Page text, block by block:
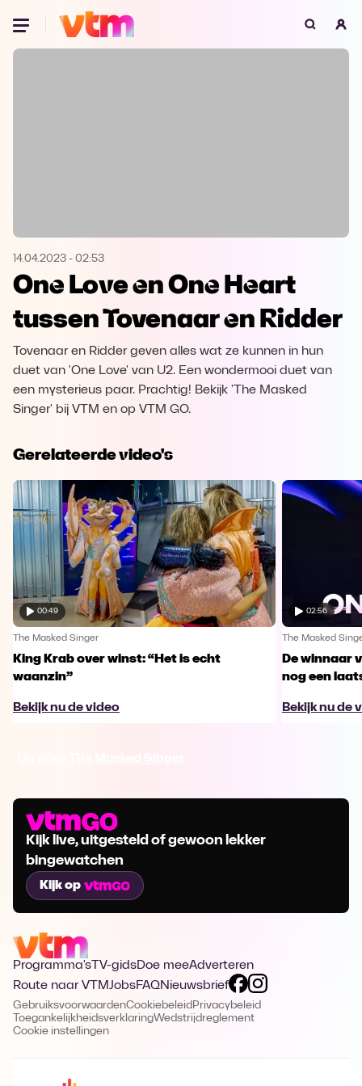
Oeps, browser niet ondersteund
Microsoft Edge Download
Opera Download
14.04.2023 - 02:53
One Love en One Heart
tussen Tovenaar en Ridder
Tovenaar en Ridder geven alles wat ze kunnen in hun
duet van 'One Love' van U2. Een wondermooi duet van
een mysterieus paar. Prachtig! Bekijk 'The Masked
Singer' bij VTM en op VTM GO.
Gerelateerde video's
00:49
The Masked Singer
King Krab over winst: “Het is echt
waanzin”
Bekijk nu de video
02:56
The Masked
De winnaar
nog een
Bekijk nu de
Kijk live, uitgesteld of gewoon lekker
bingewatchen
Kijk op
Programma's TV-gidsDoe meeAdverteren
Route naar VTMJobsFAQNieuwsbrief
GebruiksvoorwaardenCookiebeleid Privacybeleid
ToegankelijkheidsverklaringWedstrijdreglement
Cookie instellingen